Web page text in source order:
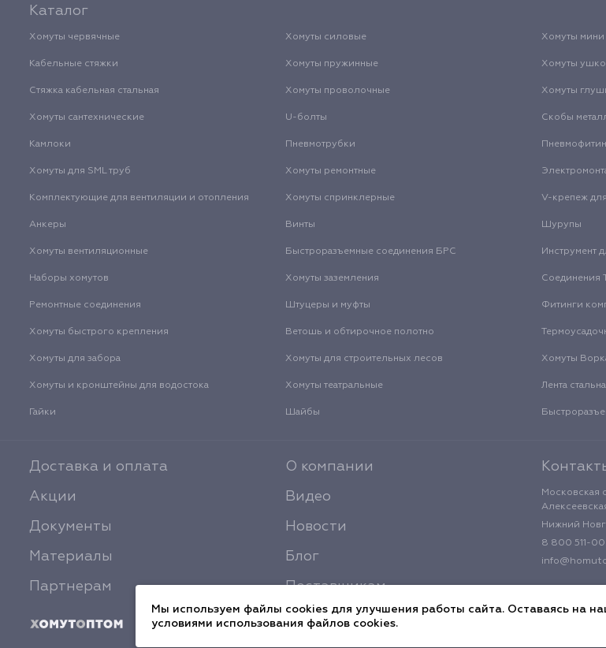
Каталог
Хомуты червячные Хомуты силовые Хомуты мини
Кабельные стяжки Хомуты пружинные Хомуты
Стяжка кабельная стальная Хомуты проволочные Хомуты
Хомуты сантехнические U-болты Скобы
Камлоки Пневмотрубки
Хомуты для SML труб Хомуты ремонтные
Комплектующие для вентиляции и отопления Хомуты спринклерные V-крепеж
Анкеры Винты Шурупы
Хомуты вентиляционные Быстроразъемные соединения БРС Инструмент
Наборы хомутов Хомуты заземления Соединения
Ремонтные соединения Штуцеры и муфты Фитинги
Хомуты быстрого крепления Ветошь и обтирочное полотно
Хомуты для забора Хомуты для строительных лесов Хомуты
Хомуты и кронштейны для водостока Хомуты театральные Лента
Гайки Шайбы
Доставка и оплата
Акции
Документы
Материалы
Партнерам
О компании
Видео
Новости
Блог
Поставщикам
Московская
Нижний
8 800 511-
© 2026 ХомутОптом Политика конфиденциальности
Мы используем файлы cookies для улучшения работы сайта. Оставаясь на
условиями использования файлов cookies.